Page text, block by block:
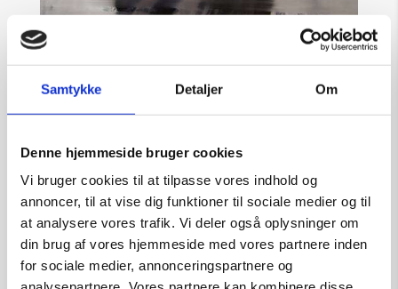
Samtykke Detaljer Om
Denne hjemmeside bruger cookies
Vi bruger cookies til at tilpasse vores indhold og
annoncer, til at vise dig funktioner til sociale medier og til
at analysere vores trafik. Vi deler også oplysninger om
din brug af vores hjemmeside med vores partnere inden
for sociale medier, annonceringspartnere og
Maleri af Anke Wohlfart: Portrait female IX,
90×100 cm
afnk|28. feb, 2019